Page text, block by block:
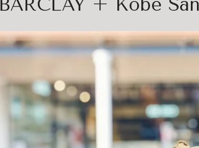
BARCLAY + Kobe